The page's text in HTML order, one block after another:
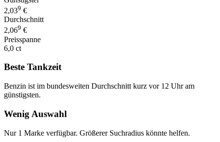
2,039 €
Durchschnitt
2,069 €
Preisspanne
6,0 ct
Beste Tankzeit
Benzin ist im bundesweiten Durchschnitt kurz vor 12 Uhr am
günstigsten.
Wenig Auswahl
Nur 1 Marke verfügbar. Größerer Suchradius könnte helfen.